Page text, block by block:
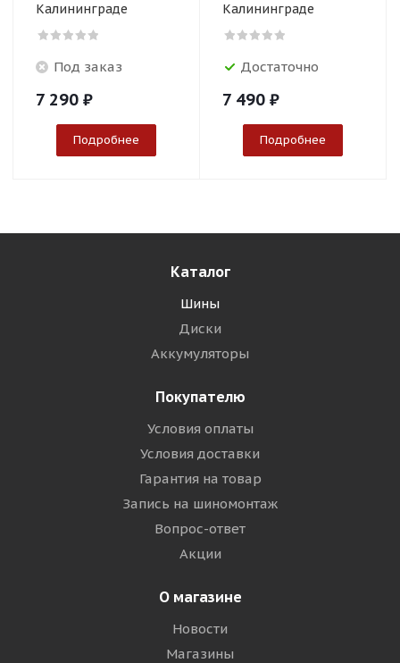
Калининграде
Под заказ
7 290 ₽
Подробнее
Калининграде
Достаточно
7 490 ₽
Подробнее
Каталог
Шины
Диски
Аккумуляторы
Покупателю
Условия оплаты
Условия доставки
Гарантия на товар
Запись на шиномонтаж
Вопрос-ответ
Акции
О магазине
Новости
Магазины